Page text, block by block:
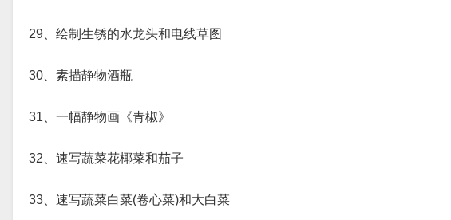
29、绘制生锈的水龙头和电线草图
30、素描静物酒瓶
31、一幅静物画《青椒》
32、速写蔬菜花椰菜和茄子
33、速写蔬菜白菜(卷心菜)和大白菜